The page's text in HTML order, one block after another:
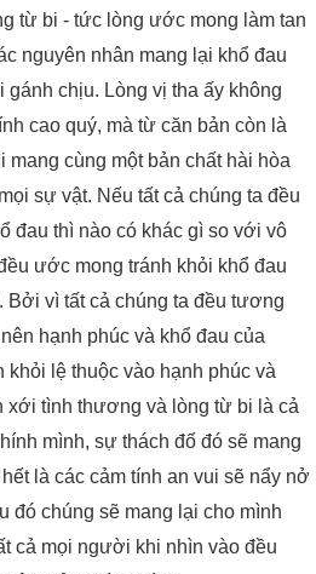
từ bi - tức lòng ước mong làm tan
nguyên nhân mang lại khổ đau
chịu. Lòng vị tha ấy không
cao quý, mà từ căn bản còn là
mang cùng một bản chất hài hòa
sự vật. Nếu tất cả chúng ta đều
đau thì nào có khác gì so với vô
ước mong tránh khỏi khổ đau
vì tất cả chúng ta đều tương
hạnh phúc và khổ đau của
khỏi lệ thuộc vào hạnh phúc và
xới tình thương và lòng từ bi là cả
mình, sự thách đố đó sẽ mang
là các cảm tính an vui sẽ nẩy nở
đó chúng sẽ mang lại cho mình
cả mọi người khi nhìn vào đều